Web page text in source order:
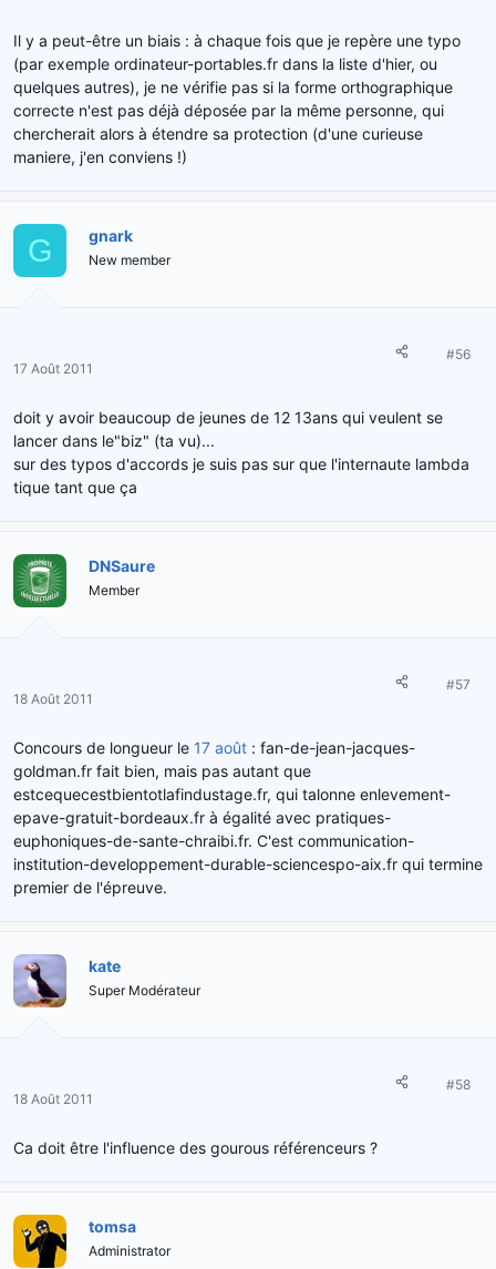
Il y a peut-être un biais : à chaque fois que je repère une typo
(par exemple ordinateur-portables.fr dans la liste d'hier, ou
quelques autres), je ne vérifie pas si la forme orthographique
correcte n'est pas déjà déposée par la même personne, qui
chercherait alors à étendre sa protection (d'une curieuse
maniere, j'en conviens !)
G gnark
New member
17 Août 2011
#56
doit y avoir beaucoup de jeunes de 12 13ans qui veulent se
lancer dans le"biz" (ta vu)...
sur des typos d'accords je suis pas sur que l'internaute lambda
tique tant que ça
DNSaure
Member
18 Août 2011
#57
Concours de longueur le 17 août : fan-de-jean-jacques-
goldman.fr fait bien, mais pas autant que
estcequecestbientotlafindustage.fr, qui talonne enlevement-
epave-gratuit-bordeaux.fr à égalité avec pratiques-
euphoniques-de-sante-chraibi.fr. C'est communication-
institution-developpement-durable-sciencespo-aix.fr qui termine
premier de l'épreuve.
kate
Super Modérateur
18 Août 2011
#58
Ca doit être l'influence des gourous référenceurs ?
tomsa
Administrator